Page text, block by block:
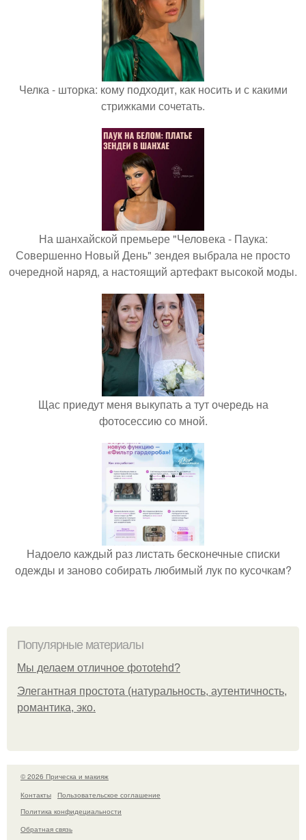
Челка - шторка: кому подходит, как носить и с какими
стрижками сочетать.
На шанхайской премьере "Человека - Паука:
Совершенно Новый День" зендея выбрала не просто
очередной наряд, а настоящий артефакт высокой моды.
Щас приедут меня выкупать а тут очередь на
фотосессию со мной.
Надоело каждый раз листать бесконечные списки
одежды и заново собирать любимый лук по кусочкам?
Популярные материалы
Мы делаем отличное фотоtehd?
Элегантная простота (натуральность, аутентичность,
романтика, эко.
© 2026 Прическа и макияж
Контакты
Пользовательское соглашение
Политика конфидециальности
Обратная связь